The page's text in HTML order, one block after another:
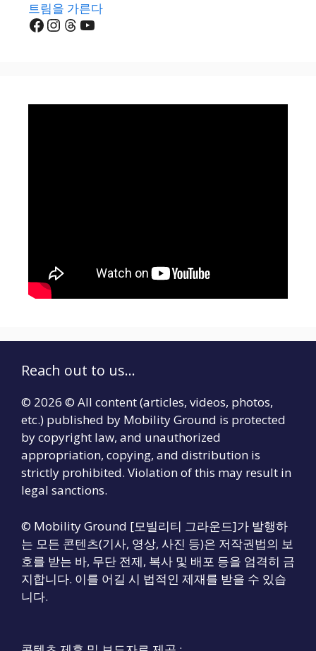
트림을 가른다
Facebook
Instagram
Threads
YouTube
Reach out to us...
© 2026 © All content (articles, videos, photos,
etc.) published by Mobility Ground is protected
by copyright law, and unauthorized
appropriation, copying, and distribution is
strictly prohibited. Violation of this may result in
legal sanctions.
© Mobility Ground [모빌리티 그라운드]가 발행하
는 모든 콘텐츠(기사, 영상, 사진 등)은 저작권법의 보
호를 받는 바, 무단 전제, 복사 및 배포 등을 엄격히 금
지합니다. 이를 어길 시 법적인 제재를 받을 수 있습
니다.